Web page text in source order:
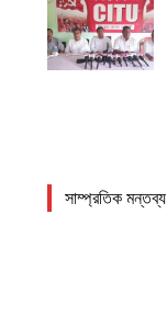
সাম্প্রতিক মন্তব্য